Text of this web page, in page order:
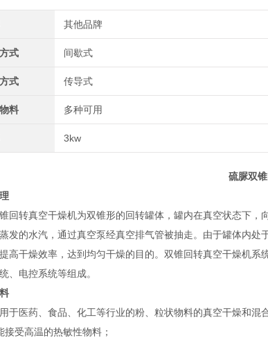
其他品牌
式 间歇式
式 传导式
料 多种可用
3kw
硫脲双
回转真空干燥机为双锥形的回转罐体，罐内在真空状态下
发的水汽，通过真空泵经真空排气管被抽走。由于罐体内
高干燥效率，达到均匀干燥的目的。双锥回转真空干燥机系
、电控系统等组成。
于医药、食品、化工等行业的粉、粒状物料的真空干燥和混
接受高温的热敏性物料；